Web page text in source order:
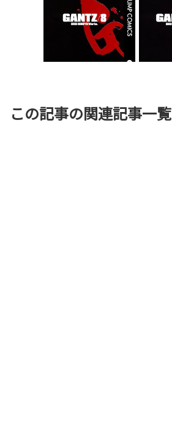
この記事の関連記事一覧